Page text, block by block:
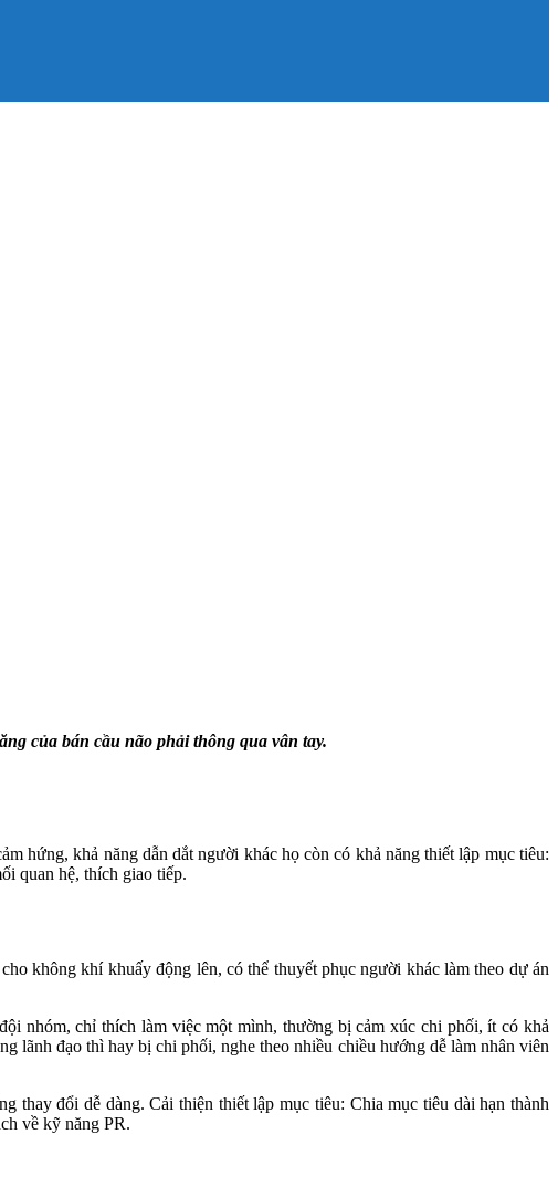
của bán cầu não phải thông qua vân tay.
hứng, khả năng dẫn dắt người khác họ còn có khả năng thiết lập mục tiêu:
quan hệ, thích giao tiếp.
không khí khuấy động lên, có thể thuyết phục người khác làm theo dự án
nhóm, chỉ thích làm việc một mình, thường bị cảm xúc chi phối, ít có khả
lãnh đạo thì hay bị chi phối, nghe theo nhiều chiều hướng dễ làm nhân viên
thay đổi dễ dàng. Cải thiện thiết lập mục tiêu: Chia mục tiêu dài hạn thành
về kỹ năng PR.